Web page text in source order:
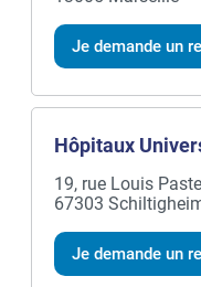
Je demande un
Hôpitaux
19, rue Louis
67303
Je demande un